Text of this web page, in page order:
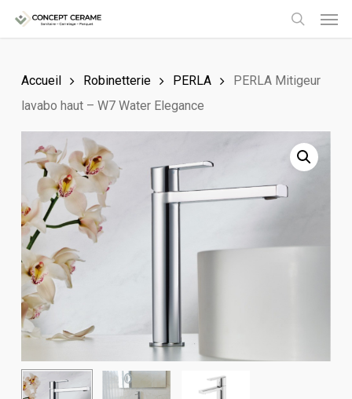
Skip
to
content
search
Accueil Robinetterie PERLA
PERLA Mitigeur
lavabo haut – W7 Water Elegance